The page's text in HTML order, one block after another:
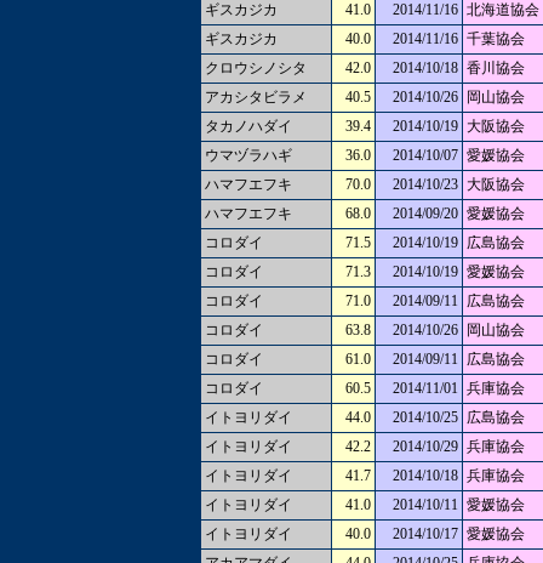
ギスカジカ
41.0 2014/11/16 北海道協会
ギスカジカ
40.0 2014/11/16 千葉協会
クロウシノシタ
42.0 2014/10/18 香川協会
アカシタビラメ
40.5 2014/10/26
岡山協会
タカノハダイ
39.4 2014/10/19 大阪協会
ウマヅラハギ
36.0 2014/10/07 愛媛協会
ハマフエフキ
70.0 2014/10/23 大阪協会
ハマフエフキ
68.0 2014/09/20 愛媛協会
コロダイ
71.5 2014/10/19 広島協会
コロダイ
71.3 2014/10/19 愛媛協会
コロダイ
71.0 2014/09/11 広島協会
コロダイ
63.8 2014/10/26
岡山協会
コロダイ
61.0 2014/09/11 広島協会
コロダイ
60.5 2014/11/01 兵庫協会
イトヨリダイ
44.0 2014/10/25 広島協会
イトヨリダイ
42.2 2014/10/29 兵庫協会
イトヨリダイ
41.7 2014/10/18 兵庫協会
イトヨリダイ
41.0 2014/10/11 愛媛協会
イトヨリダイ
40.0 2014/10/17 愛媛協会